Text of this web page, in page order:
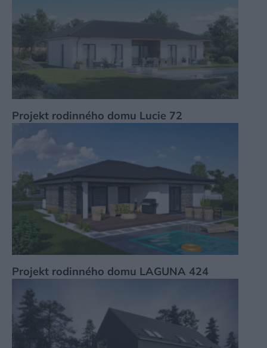
Projekt rodinného domu Lucie 72
Projekt rodinného domu LAGUNA 424